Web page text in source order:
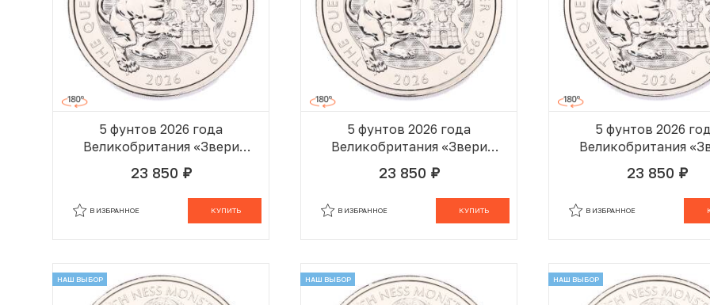
5 фунтов 2026 года
Великобритания «Звери
Эпохи Тюдоров —
Королевский Лев»
23 850 руб.
КУПИТЬ
В ИЗБРАННОЕ
5 фунтов 2026 года
Великобритания «Звери
Эпохи Тюдоров —
Королевский Лев»
23 850 руб.
КУПИТЬ
В ИЗБРАННОЕ
5 фунтов 2026
Великобритания
Эпохи Тюдоров —
Королевский Лев»
23 850 руб.
В ИЗБРАННОЕ
НАШ ВЫБОР НАШ ВЫБОР НАШ ВЫБОР